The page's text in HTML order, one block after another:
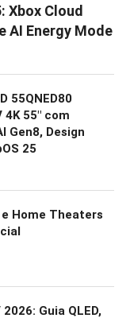
Xbox Cloud
AI Energy Mode
55QNED80
55″ com
Gen8, Design
25
Home Theaters
Guia QLED,